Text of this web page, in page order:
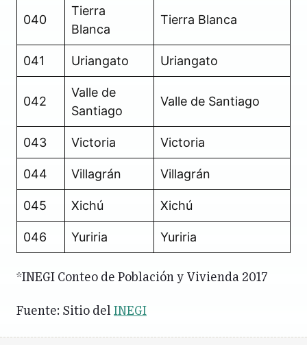
040
Tierra
Blanca
Tierra Blanca
041 Uriangato Uriangato
042
Valle de
Santiago
Valle de Santiago
043 Victoria Victoria
044 Villagrán Villagrán
045 Xichú Xichú
046 Yuriria Yuriria
*INEGI Conteo de Población y Vivienda 2017
Fuente: Sitio del INEGI